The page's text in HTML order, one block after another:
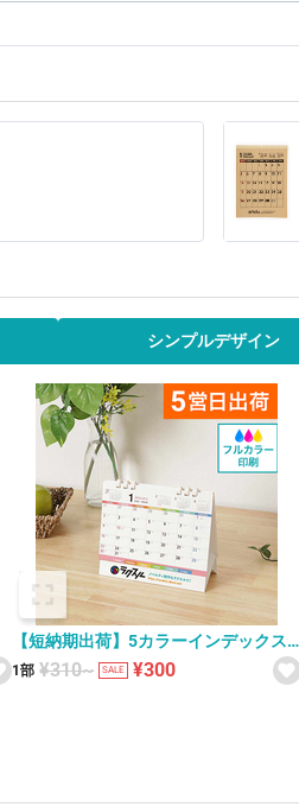
シンプルデザイン
【短納期出荷】5カラーインデックス
KC-002 卓上カレンダー
1部 ¥310~ SALE ¥300